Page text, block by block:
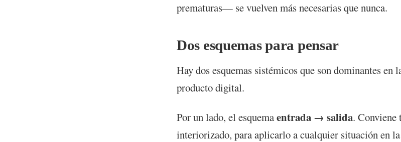
prematuras— se vuelven más necesarias que nunca.
Dos esquemas para pensar
Hay dos esquemas sistémicos que son dominantes en
producto digital.
Por un lado, el esquemaentrada → salida. Conviene
interiorizado, para aplicarlo a cualquier situación en la